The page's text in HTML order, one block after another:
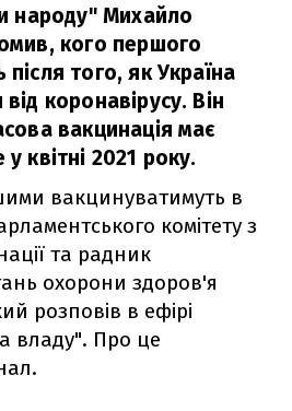
народу" Михайло
кого першого
того, як Україна
коронавірусу. Він
вакцинація має
квітні 2021 року.
вакцинуватимуть в
комітету з
та радник
охорони здоров'я
розповів в ефірі
владу". Про це